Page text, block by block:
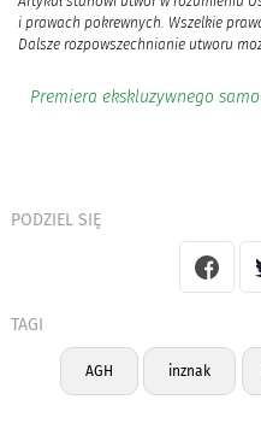
i prawach pokrewnych. Wszelkie
Dalsze rozpowszechnianie utworu
Premiera ekskluzywnego
PODZIEL SIĘ
TAGI
AGH inznak